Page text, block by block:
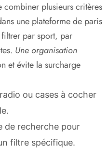
combiner plusieurs critères
une plateforme de paris
par sport, par
Une organisation
et évite la surcharge
ou cases à cocher
de recherche pour
filtre spécifique.